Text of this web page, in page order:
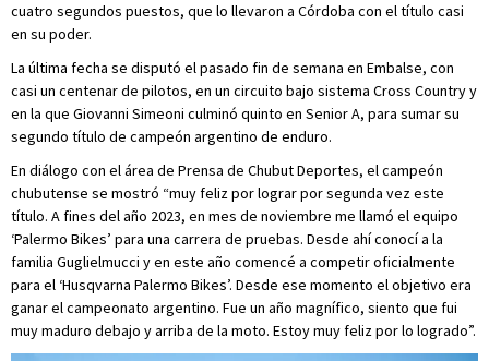
cuatro segundos puestos, que lo llevaron a Córdoba con el título casi
en su poder.
La última fecha se disputó el pasado fin de semana en Embalse, con
casi un centenar de pilotos, en un circuito bajo sistema Cross Country y
en la que Giovanni Simeoni culminó quinto en Senior A, para sumar su
segundo título de campeón argentino de enduro.
En diálogo con el área de Prensa de Chubut Deportes, el campeón
chubutense se mostró “muy feliz por lograr por segunda vez este
título. A fines del año 2023, en mes de noviembre me llamó el equipo
‘Palermo Bikes’ para una carrera de pruebas. Desde ahí conocí a la
familia Guglielmucci y en este año comencé a competir oficialmente
para el ‘Husqvarna Palermo Bikes’. Desde ese momento el objetivo era
ganar el campeonato argentino. Fue un año magnífico, siento que fui
muy maduro debajo y arriba de la moto. Estoy muy feliz por lo logrado”.